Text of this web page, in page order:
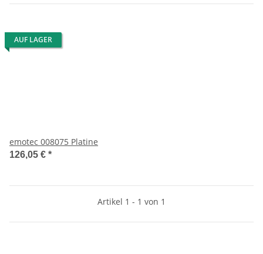
AUF LAGER
emotec 008075 Platine
126,05 € *
Artikel 1 - 1 von 1